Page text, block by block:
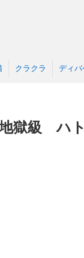
クラクラ ディバ
獄級 ハ